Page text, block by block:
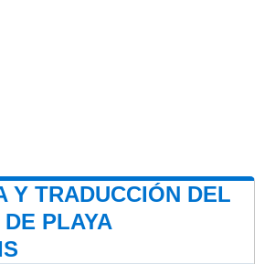
Y TRADUCCIÓN DEL
PLAYA